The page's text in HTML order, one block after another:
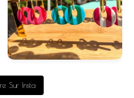
Sur Insta